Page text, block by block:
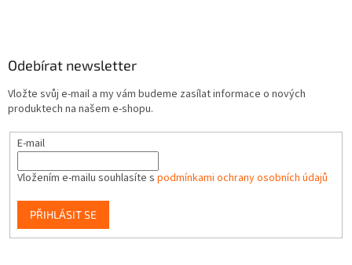
Odebírat newsletter
Vložte svůj e-mail a my vám budeme zasílat informace o nových
produktech na našem e-shopu.
E-mail
Vložením e-mailu souhlasíte s podmínkami ochrany osobních údajů
PŘIHLÁSIT SE